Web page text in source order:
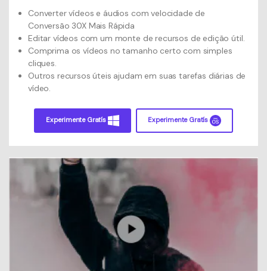
Converter vídeos e áudios com velocidade de
Conversão 30X Mais Rápida
Editar vídeos com um monte de recursos de edição útil.
Comprima os vídeos no tamanho certo com simples
cliques.
Outros recursos úteis ajudam em suas tarefas diárias de
vídeo.
Experimente Gratís Experimente Gratís